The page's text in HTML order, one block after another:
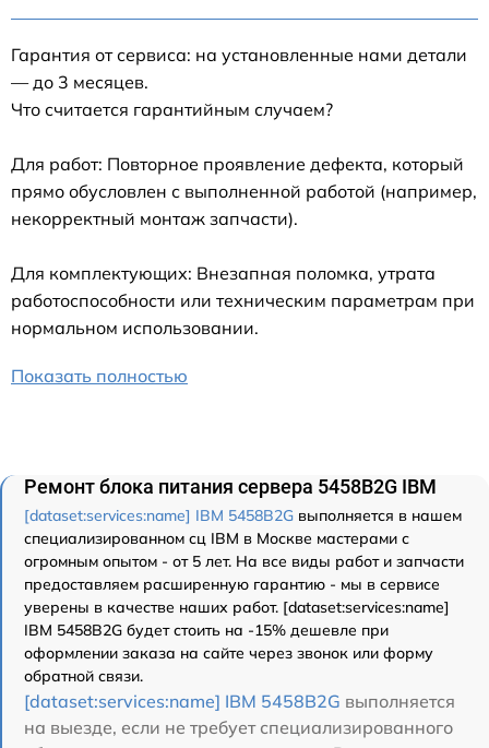
Гарантия от сервиса: на установленные нами детали
— до 3 месяцев.
Что считается гарантийным случаем?
Для работ: Повторное проявление дефекта, который
прямо обусловлен с выполненной работой (например,
некорректный монтаж запчасти).
Для комплектующих: Внезапная поломка, утрата
работоспособности или техническим параметрам при
нормальном использовании.
Показать полностью
Ремонт блока питания сервера 5458B2G IBM
[dataset:services:name] IBM 5458B2G выполняется в нашем
специализированном сц IBM в Москве мастерами с
огромным опытом - от 5 лет. На все виды работ и запчасти
предоставляем расширенную гарантию - мы в сервисе
уверены в качестве наших работ. [dataset:services:name]
IBM 5458B2G будет стоить на -15% дешевле при
оформлении заказа на сайте через звонок или форму
обратной связи.
[dataset:services:name] IBM 5458B2G выполняется
на выезде, если не требует специализированного